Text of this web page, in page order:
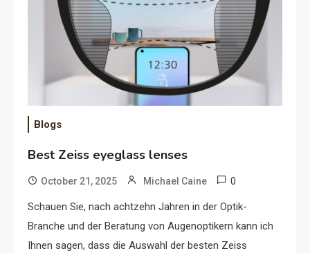
Blogs
Best Zeiss eyeglass lenses
October 21, 2025 Michael Caine 0
Schauen Sie, nach achtzehn Jahren in der Optik-
Branche und der Beratung von Augenoptikern kann ich
Ihnen sagen, dass die Auswahl der besten Zeiss